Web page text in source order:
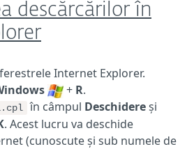
descărcărilor în
Internet Explorer.
+ R.
în câmpul Deschidereși
. Acest lucru va deschide
(cunoscute și sub numele de